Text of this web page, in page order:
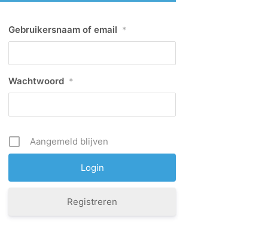
Gebruikersnaam of email *
Wachtwoord *
Aangemeld blijven
Registreren